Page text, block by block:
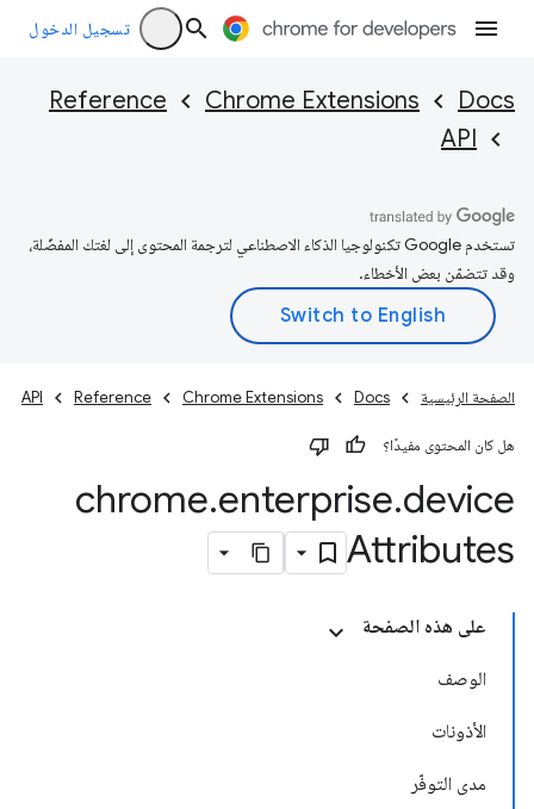
تسجيل الدخول
Docs
Chrome Extensions
Reference
API
تستخدم Google تكنولوجيا الذكاء الاصطناعي لترجمة المحتوى إلى لغتك المفضّلة،
وقد تتضمّن بعض الأخطاء.
الصفحة الرئيسية Docs
Chrome Extensions
Reference
API
هل كان المحتوى مفيدًا؟
chrome.enterprise.device
Attributes
على هذه الصفحة
الوصف
الأذونات
مدى التوفّر